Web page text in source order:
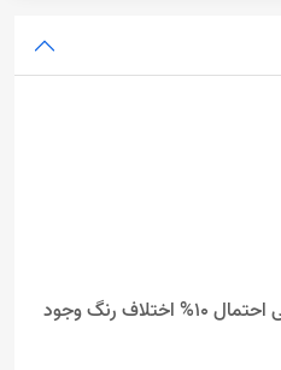
باتوجه به نور و فضای عکاسی احتمال 10% اختلاف رنگ وجود